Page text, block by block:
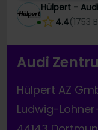
Hülpert -
4.4(1753
Audi
Hülpert AZ
Ludwig-